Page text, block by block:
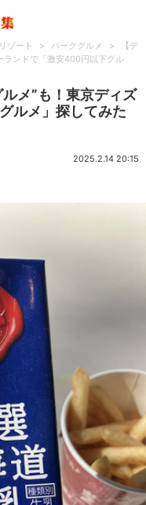
ゾート > パークグルメ >
【デ
ランドで「激安400円以下グル
メ”も！東京ディズ
ルメ」探してみた
2025.2.14 20:15